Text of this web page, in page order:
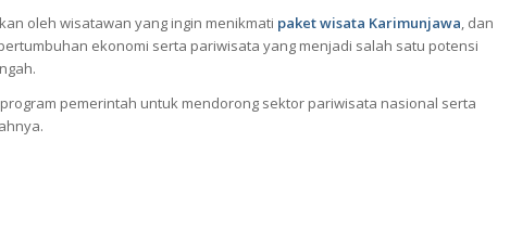
oleh wisatawan yang ingin menikmati paket wisata Karimunjawa, dan
ekonomi serta pariwisata yang menjadi salah satu potensi
pemerintah untuk mendorong sektor pariwisata nasional serta